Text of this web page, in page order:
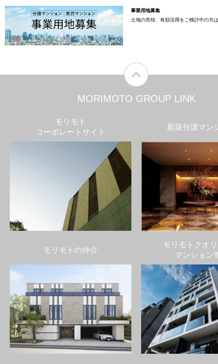
事業用地募集
土地の売却、有効活用をご検討中の方
MORIMOTO GROUP LINK
モリモト
コーポレートサイト
新築分譲マン
モリモトの仲介
モリモトクオ
マンション